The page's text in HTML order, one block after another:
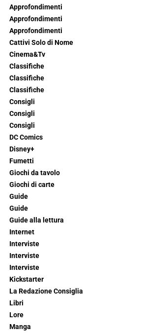
Approfondimenti
Approfondimenti
Approfondimenti
Cattivi Solo di Nome
Cinema&Tv
Classifiche
Classifiche
Classifiche
Consigli
Consigli
Consigli
DC Comics
Disney+
Fumetti
Giochi da tavolo
Giochi di carte
Guide
Guide
Guide alla lettura
Internet
Interviste
Interviste
Interviste
Kickstarter
La Redazione Consiglia
Libri
Lore
Manga